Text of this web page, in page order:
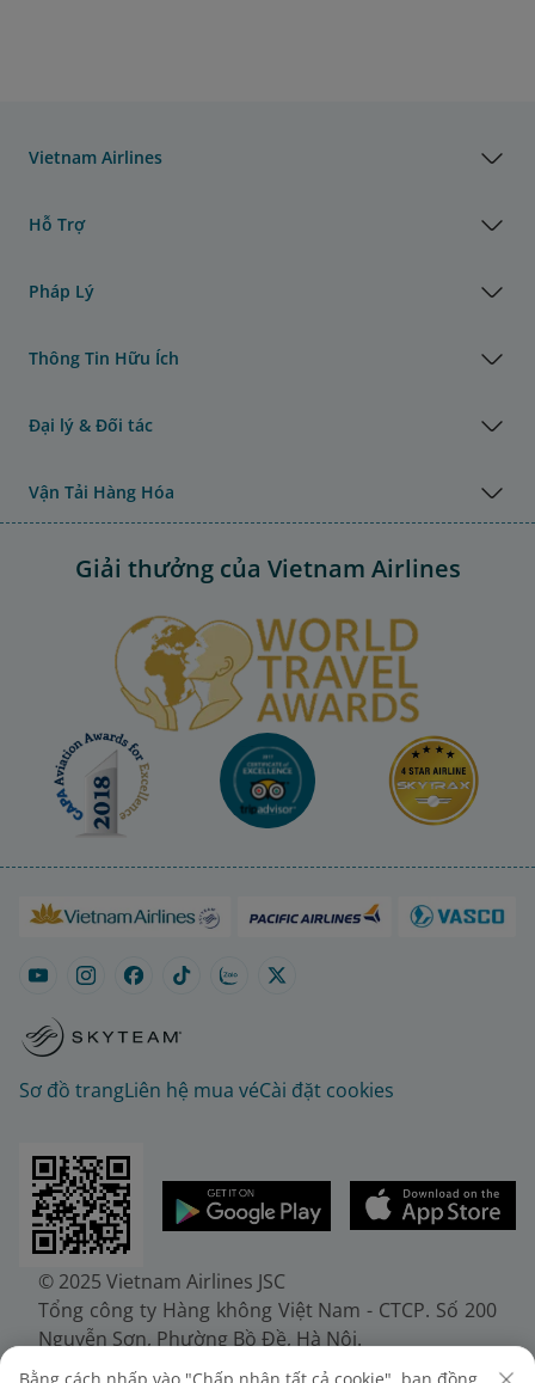
Vietnam Airlines
Hỗ Trợ
Pháp Lý
Thông Tin Hữu Ích
Đại lý & Đối tác
Vận Tải Hàng Hóa
Giải thưởng của Vietnam Airlines
Sơ đồ trangLiên hệ mua véCài đặt cookies
© 2025 Vietnam Airlines JSC
Tổng công ty Hàng không Việt Nam - CTCP. Số 200
Nguyễn Sơn, Phường Bồ Đề, Hà Nội.
Điện thoại: (+84-24) 38272289. Fax: (+84-24)